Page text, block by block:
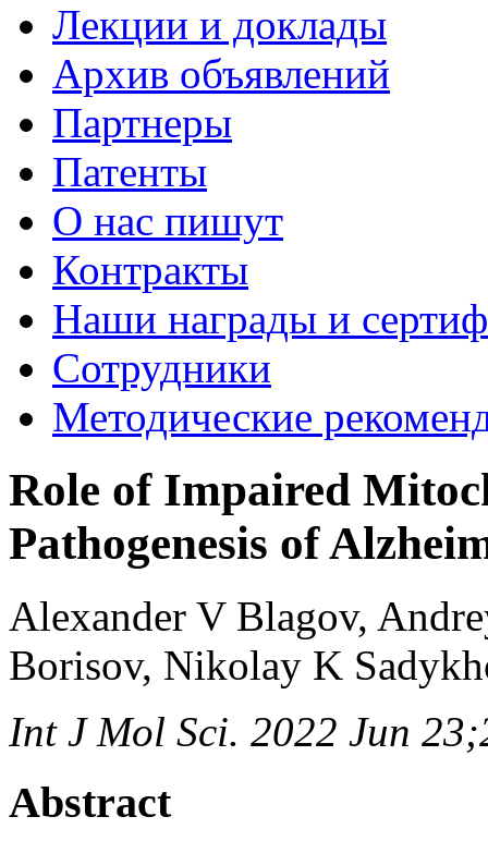
Лекции и доклады
Архив объявлений
Партнеры
Патенты
О нас пишут
Контракты
Наши награды и
Сотрудники
Методические
Role of Impaired
Pathogenesis of
Alexander V Blagov,
Borisov, Nikolay K
Int J Mol Sci. 2022 Jun
Abstract